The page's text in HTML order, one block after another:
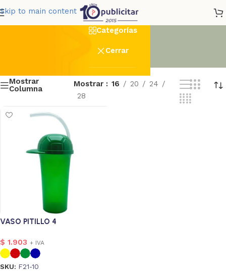
Skip to main content barato
Categorías
Cerrar
Mostrar
Columna
Mostrar 16 20
24
28
VASO PITILLO 4
$ 1.903 + IVA
SKU: F21-10